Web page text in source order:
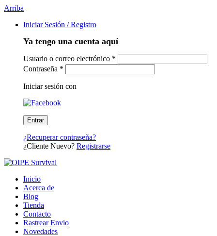
Arriba
Iniciar Sesión / Registro
Ya tengo una cuenta aquí
Usuario o correo electrónico *
Contraseña *
Iniciar sesión con
¿Recuperar contraseña?
¿Cliente Nuevo? Registrarse
Inicio
Acerca de
Blog
Tienda
Contacto
Rastrear Envio
Novedades